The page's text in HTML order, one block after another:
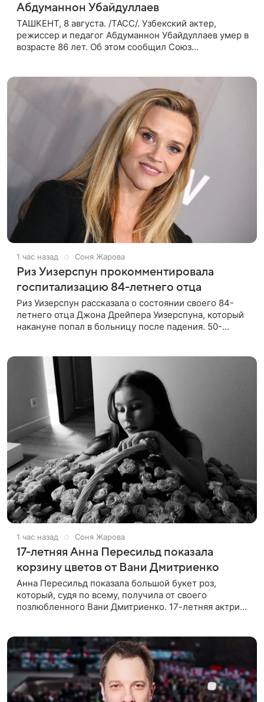
Абдуманнон Убайдуллаев
ТАШКЕНТ, 8 августа. /ТАСС/. Узбекский актер,
режиссер и педагог Абдуманнон Убайдуллаев умер в
возрасте 86 лет. Об этом сообщил Союз
1 час назад Соня Жарова
Риз Уизерспун прокомментировала
госпитализацию 84-летнего отца
Риз Уизерспун рассказала о состоянии своего 84-
летнего отца Джона Дрейпера Уизерспуна, который
накануне попал в больницу после падения. 50-
1 час назад Соня Жарова
17-летняя Анна Пересильд показала
корзину цветов от Вани Дмитриенко
Анна Пересильд показала большой букет роз,
который, судя по всему, получилa от своего
позлюбленного Вани Дмитриенко. 17-летняя актриса